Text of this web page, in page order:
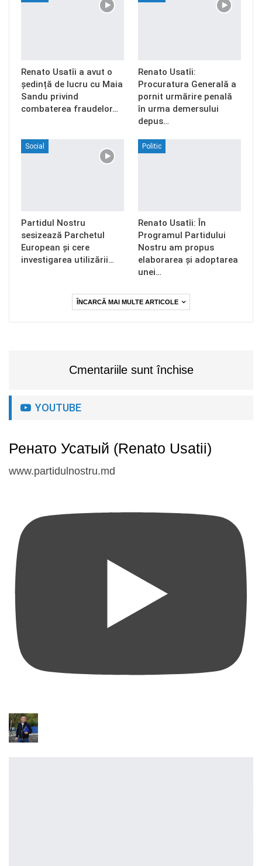
Renato Usatîi a avut o
ședință de lucru cu Maia
Sandu privind
combaterea fraudelor…
Renato Usatîi:
Procuratura Generală a
pornit urmărire penală
în urma demersului
depus…
Social
Partidul Nostru
sesizează Parchetul
European și cere
investigarea utilizării…
Politic
Renato Usatîi: În
Programul Partidului
Nostru am propus
elaborarea și adoptarea
unei…
ÎNCARCĂ MAI MULTE ARTICOLE
Cmentariile sunt închise
YOUTUBE
Ренато Усатый (Renato Usatii)
www.partidulnostru.md